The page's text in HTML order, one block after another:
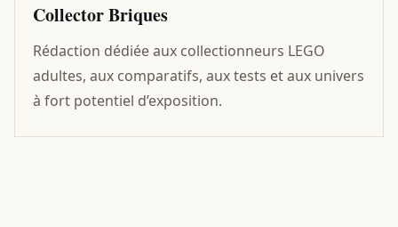
Collector Briques
Rédaction dédiée aux collectionneurs LEGO
adultes, aux comparatifs, aux tests et aux univers
à fort potentiel d’exposition.